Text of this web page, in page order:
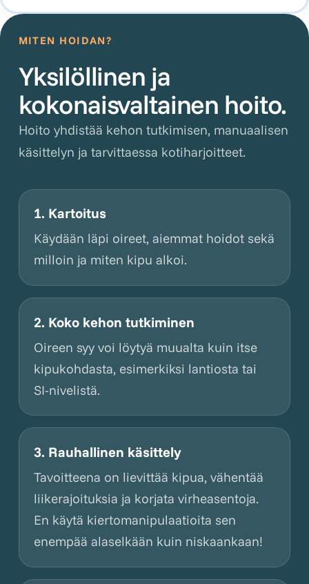
MITEN HOIDAN?
Yksilöllinen ja
kokonaisvaltainen hoito.
Hoito yhdistää kehon tutkimisen, manuaalisen
käsittelyn ja tarvittaessa kotiharjoitteet.
1. Kartoitus
Käydään läpi oireet, aiemmat hoidot sekä
milloin ja miten kipu alkoi.
2. Koko kehon tutkiminen
Oireen syy voi löytyä muualta kuin itse
kipukohdasta, esimerkiksi lantiosta tai
SI-nivelistä.
3. Rauhallinen käsittely
Tavoitteena on lievittää kipua, vähentää
liikerajoituksia ja korjata virheasentoja.
En käytä kiertomanipulaatioita sen
enempää alaselkään kuin niskaankaan!